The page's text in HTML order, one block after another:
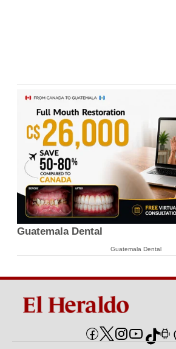
Guatemala Dental
Guatemala Dental